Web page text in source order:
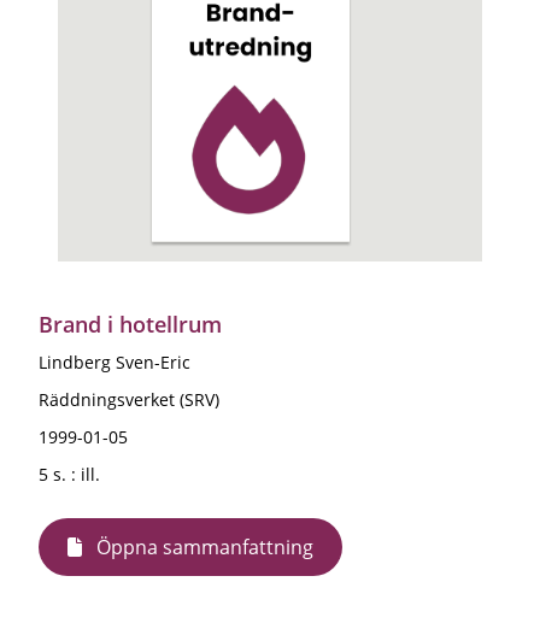
Brand i hotellrum
Lindberg Sven-Eric
Räddningsverket (SRV)
1999-01-05
5 s. : ill.
Öppna sammanfattning